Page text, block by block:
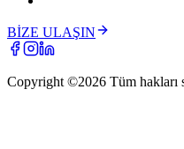
BİZE ULAŞIN
Copyright ©2026 Tüm hakları